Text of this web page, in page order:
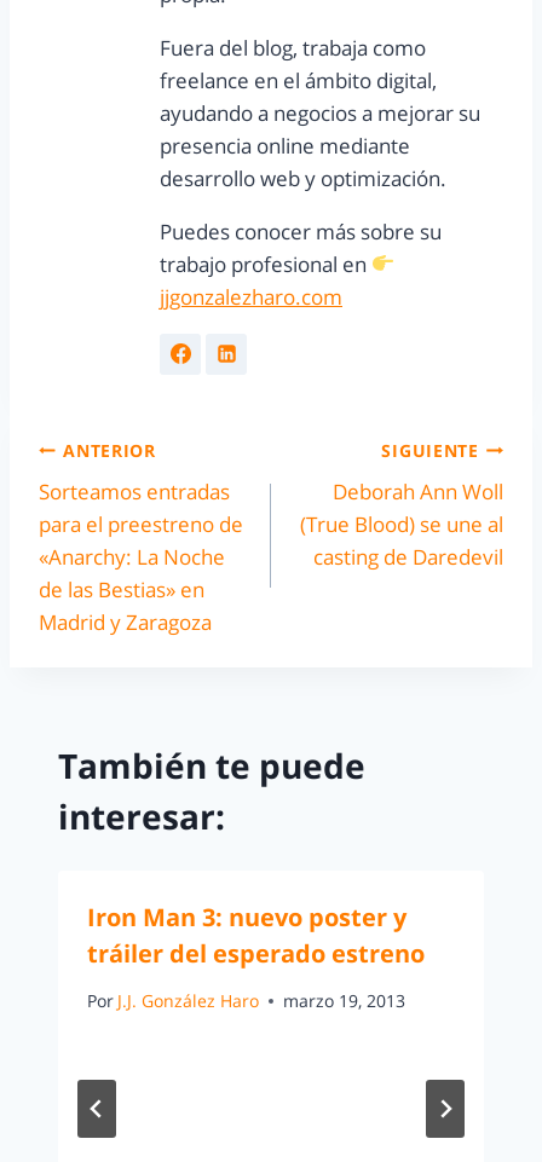
Fuera del blog, trabaja como
freelance en el ámbito digital,
ayudando a negocios a mejorar su
presencia online mediante
desarrollo web y optimización.
Puedes conocer más sobre su
trabajo profesional en
jjgonzalezharo.com
ANTERIOR
Sorteamos entradas
para el preestreno de
«Anarchy: La Noche
de las Bestias» en
Madrid y Zaragoza
SIGUIENTE
Deborah Ann Woll
(True Blood) se une al
casting de Daredevil
También te puede
interesar:
Iron Man 3: nuevo poster y
tráiler del esperado estreno
Por J.J. González Haro marzo 19, 2013